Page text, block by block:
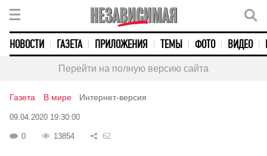
НОВОСТИ ГАЗЕТА ПРИЛОЖЕНИЯ ТЕМЫ ФОТО ВИДЕО
Перейти на полную версию сайта
Газета В мире Интернет-версия
09.04.2020 19:30:00
0 13854 62